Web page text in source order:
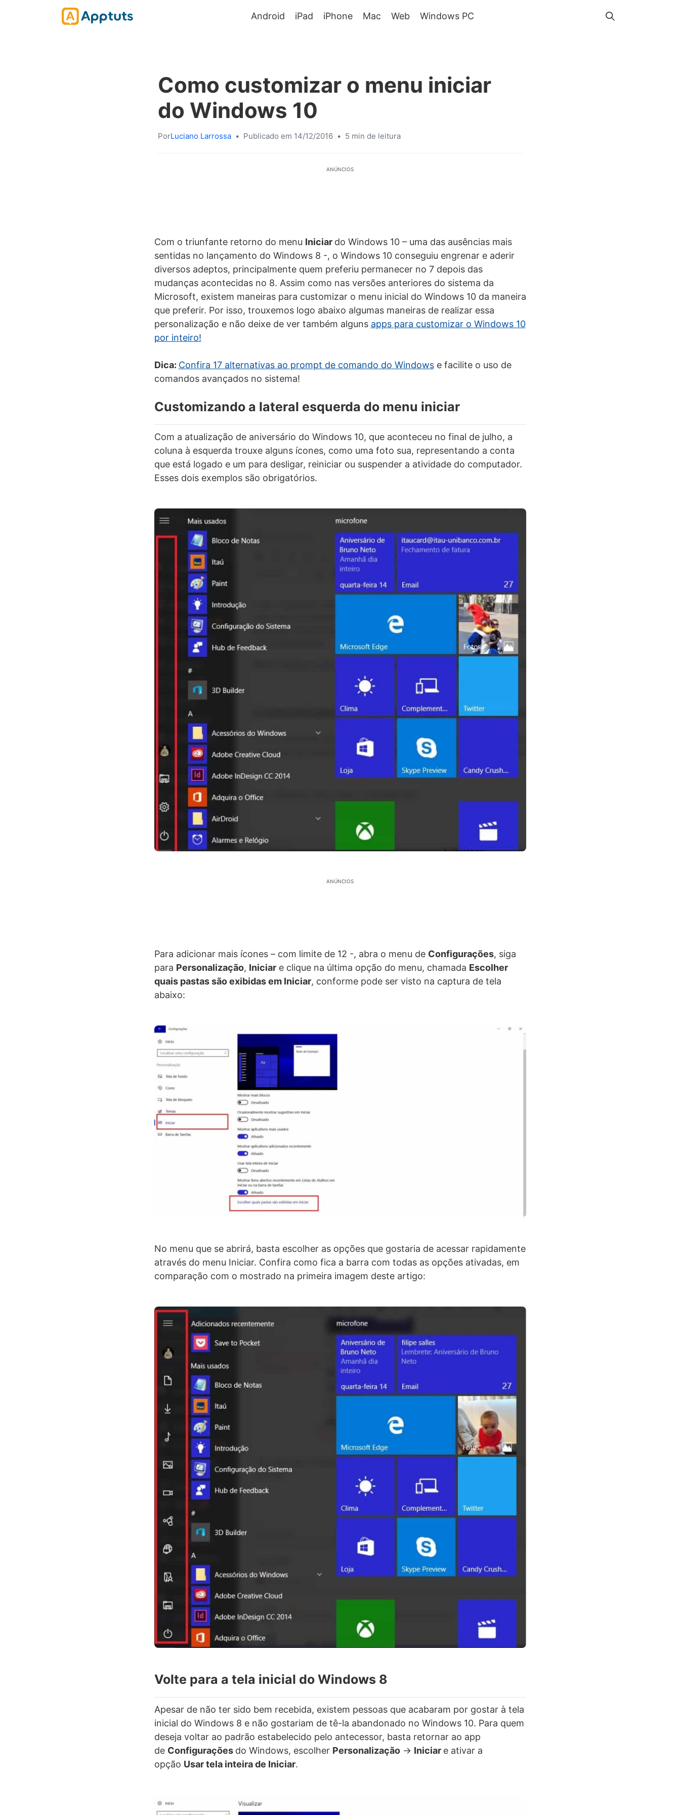
Android iPad iPhone Mac Web Windows PC
Como customizar o menu iniciar
do Windows 10
PorLuciano Larrossa • Publicado em 14/12/2016 • 5 min de leitura
ANÚNCIOS
Com o triunfante retorno do menu Iniciar do Windows 10 – uma das ausências mais
sentidas no lançamento do Windows 8 -, o Windows 10 conseguiu engrenar e aderir
diversos adeptos, principalmente quem preferiu permanecer no 7 depois das
mudanças acontecidas no 8. Assim como nas versões anteriores do sistema da
Microsoft, existem maneiras para customizar o menu inicial do Windows 10 da maneira
que preferir. Por isso, trouxemos logo abaixo algumas maneiras de realizar essa
personalização e não deixe de ver também alguns apps para customizar o Windows 10
por inteiro!
Dica: Confira 17 alternativas ao prompt de comando do Windowse facilite o uso de
comandos avançados no sistema!
Customizando a lateral esquerda do menu iniciar
Com a atualização de aniversário do Windows 10, que aconteceu no final de julho, a
coluna à esquerda trouxe alguns ícones, como uma foto sua, representando a conta
que está logado e um para desligar, reiniciar ou suspender a atividade do computador.
Esses dois exemplos são obrigatórios.
ANÚNCIOS
Para adicionar mais ícones – com limite de 12 -, abra o menu de Configurações, siga
para Personalização, Iniciare clique na última opção do menu, chamada Escolher
quais pastas são exibidas em Iniciar, conforme pode ser visto na captura de tela
abaixo:
No menu que se abrirá, basta escolher as opções que gostaria de acessar rapidamente
através do menu Iniciar. Confira como fica a barra com todas as opções ativadas, em
comparação com o mostrado na primeira imagem deste artigo:
Volte para a tela inicial do Windows 8
Apesar de não ter sido bem recebida, existem pessoas que acabaram por gostar à tela
inicial do Windows 8 e não gostariam de tê-la abandonado no Windows 10. Para quem
deseja voltar ao padrão estabelecido pelo antecessor, basta retornar ao app
de Configurações do Windows, escolher Personalização-> Iniciar e ativar a
opção Usar tela inteira de Iniciar.